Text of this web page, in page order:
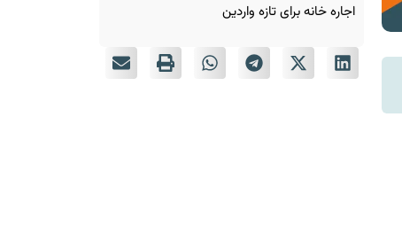
اجاره خانه برای تازه‌ واردین